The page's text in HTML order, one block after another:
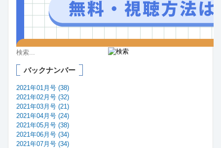
バックナンバー
2021年01月号 (38)
2021年02月号 (32)
2021年03月号 (21)
2021年04月号 (24)
2021年05月号 (38)
2021年06月号 (34)
2021年07月号 (34)